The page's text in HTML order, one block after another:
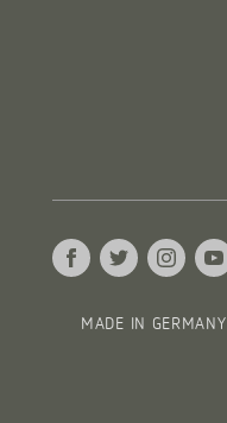
MADE IN GERMANY